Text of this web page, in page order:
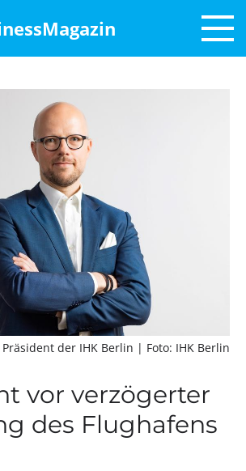
der IHK Berlin | Foto: IHK Berlin
vor verzögerter
des Flughafens